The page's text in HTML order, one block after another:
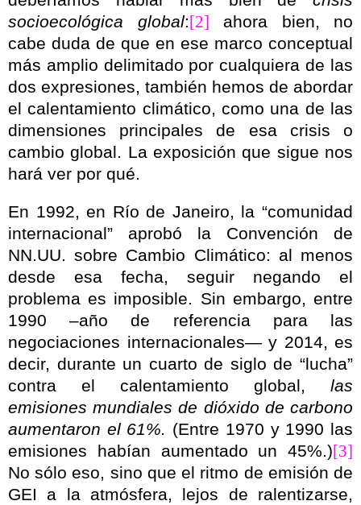
socioecológica global:[2] ahora bien, no
cabe duda de que en ese marco conceptual
más amplio delimitado por cualquiera de las
dos expresiones, también hemos de abordar
el calentamiento climático, como una de las
dimensiones principales de esa crisis o
cambio global. La exposición que sigue nos
hará ver por qué.
En 1992, en Río de Janeiro, la “comunidad
internacional” aprobó la Convención de
NN.UU. sobre Cambio Climático: al menos
desde esa fecha, seguir negando el
problema es imposible. Sin embargo, entre
1990 –año de referencia para las
negociaciones internacionales— y 2014, es
decir, durante un cuarto de siglo de “lucha”
contra el calentamiento global, las
emisiones mundiales de dióxido de carbono
aumentaron el 61%. (Entre 1970 y 1990 las
emisiones habían aumentado un 45%.)[3]
No sólo eso, sino que el ritmo de emisión de
GEI a la atmósfera, lejos de ralentizarse,